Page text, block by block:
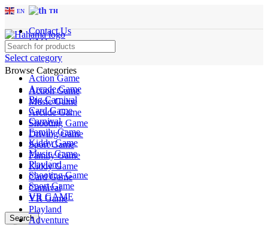
EN TH
Contact Us
FAQs
Select category
Action Game
Arcade Game
Big Carnival
Card Game
Carnival
Family Game
Kiddy Game
Music Game
Playland
Shooting Game
Sport Game
VR GAME
Search
Browse Categories
Action Game
Music Game
Arcade Game
Shooting Game
Driving Game
Sport Game
Family Game
Kiddy Game
Card Game
Carnival
VR Game
Playland
Adventure